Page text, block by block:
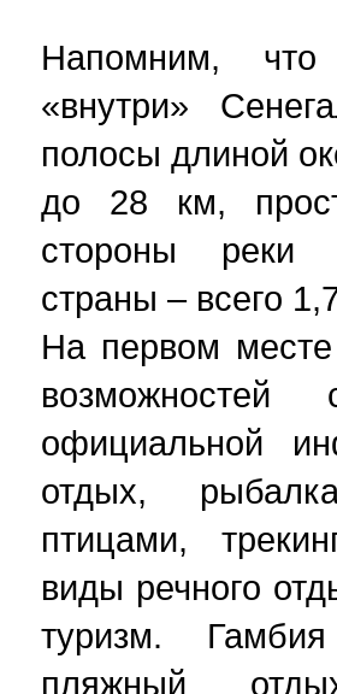
Напомним, что
«внутри»
полосы длиной
до 28 км,
стороны реки
страны – всего
На первом месте
официальной
отдых,
птицами,
виды речного
туризм.
пляжный